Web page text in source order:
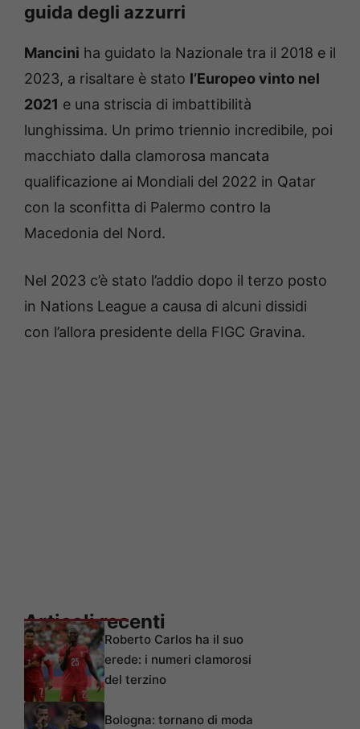
guida degli azzurri
Mancini ha guidato la Nazionale tra il 2018 e il
2023, a risaltare è stato l’Europeo vinto nel
2021 e una striscia di imbattibilità
lunghissima. Un primo triennio incredibile, poi
macchiato dalla clamorosa mancata
qualificazione ai Mondiali del 2022 in Qatar
con la sconfitta di Palermo contro la
Macedonia del Nord.
Nel 2023 c’è stato l’addio dopo il terzo posto
in Nations League a causa di alcuni dissidi
con l’allora presidente della FIGC Gravina.
Articoli recenti
Roberto Carlos ha il suo
erede: i numeri clamorosi
del terzino
Bologna: tornano di moda